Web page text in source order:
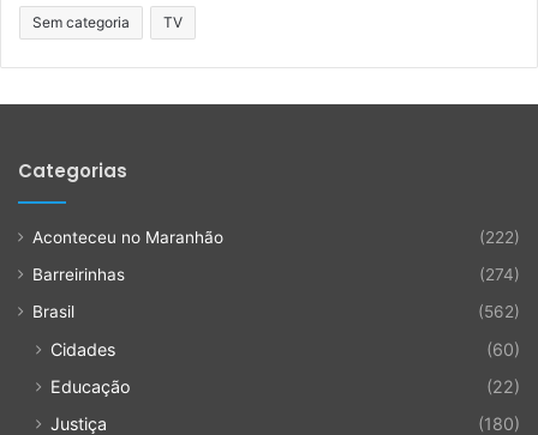
Sem categoria TV
Categorias
Aconteceu no Maranhão
(222)
Barreirinhas
(274)
Brasil
(562)
Cidades
(60)
Educação
(22)
Justiça
(180)